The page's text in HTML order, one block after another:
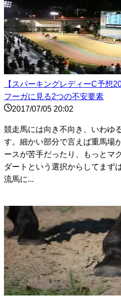
【スパーキングレディーC予想
フーガに見る2つの不安要素
2017/07/05 20:02
競走馬には向き不向き、いわゆ
す。細かい部分で言えば重馬場
ースが苦手だったり、もっとマ
ダートという選択からしてまず
流馬に...